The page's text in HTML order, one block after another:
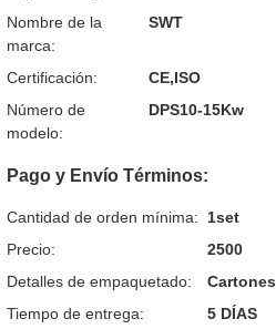
Nombre de la
marca:
SWT
Certificación:
CE,ISO
Número de
modelo:
DPS10-15Kw
Pago y Envío Términos:
Cantidad de orden mínima:
1set
Precio:
2500
Detalles de empaquetado:
Cartones
Tiempo de entrega:
5 DÍAS